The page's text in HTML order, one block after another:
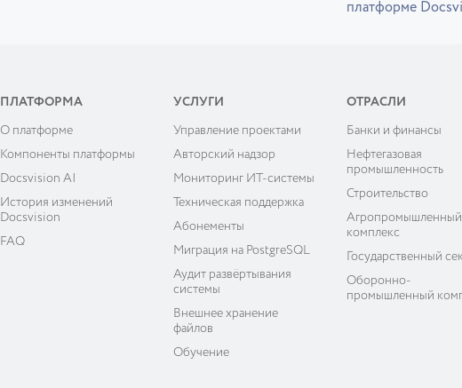
платформе
ПЛАТФОРМА
О платформе
Компоненты платформы
Docsvision AI
История изменений
Docsvision
FAQ
УСЛУГИ
Управление проектами
Авторский надзор
Мониторинг ИТ-системы
Техническая поддержка
Абонементы
Миграция на PostgreSQL
Аудит развёртывания
системы
Внешнее хранение
файлов
Обучение
ОТРАСЛИ
Банки и финансы
Нефтегазовая
промышленность
Строительство
Агропромышленный
комплекс
Государственный
Оборонно-
промышленный